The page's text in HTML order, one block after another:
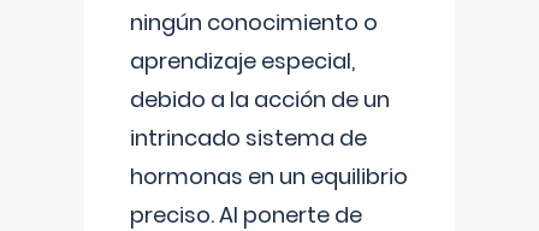
ningún conocimiento o
aprendizaje especial,
debido a la acción de un
intrincado sistema de
hormonas en un equilibrio
preciso. Al ponerte de